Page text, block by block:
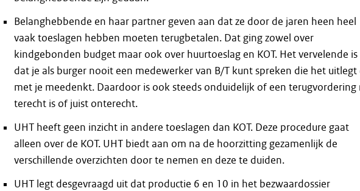
Belanghebbende en haar partner geven aan dat ze door de jaren heen heel
vaak toeslagen hebben moeten terugbetalen. Dat ging zowel over
kindgebonden budget maar ook over huurtoeslag en KOT. Het vervelende is
dat je als burger nooit een medewerker van B/T kunt spreken die het uitlegt
met je meedenkt. Daardoor is ook steeds onduidelijk of een terugvordering
terecht is of juist onterecht.
UHT heeft geen inzicht in andere toeslagen dan KOT. Deze procedure gaat
alleen over de KOT. UHT biedt aan om na de hoorzitting gezamenlijk de
verschillende overzichten door te nemen en deze te duiden.
UHT legt desgevraagd uit dat productie 6 en 10 in het bezwaardossier